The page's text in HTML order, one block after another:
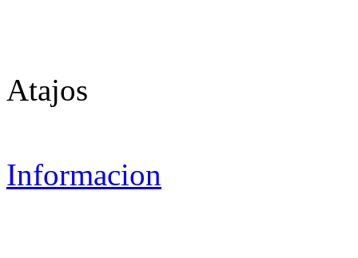
Atajos
Informacion